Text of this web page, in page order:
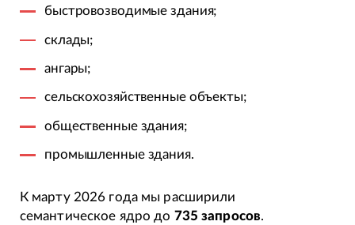
быстровозводимые здания;
склады;
ангары;
сельскохозяйственные объекты;
общественные здания;
промышленные здания.
К марту 2026 года мы расширили
семантическое ядро до 735 запросов.